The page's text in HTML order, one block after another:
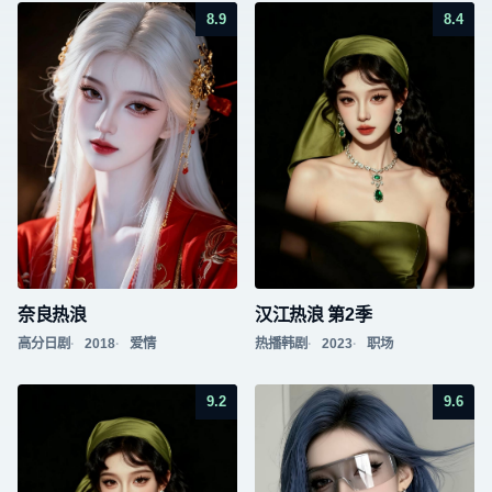
8.9
奈良热浪
高分日剧 2018 爱情
8.4
汉江热浪 第2季
热播韩剧 2023 职场
9.2 9.6